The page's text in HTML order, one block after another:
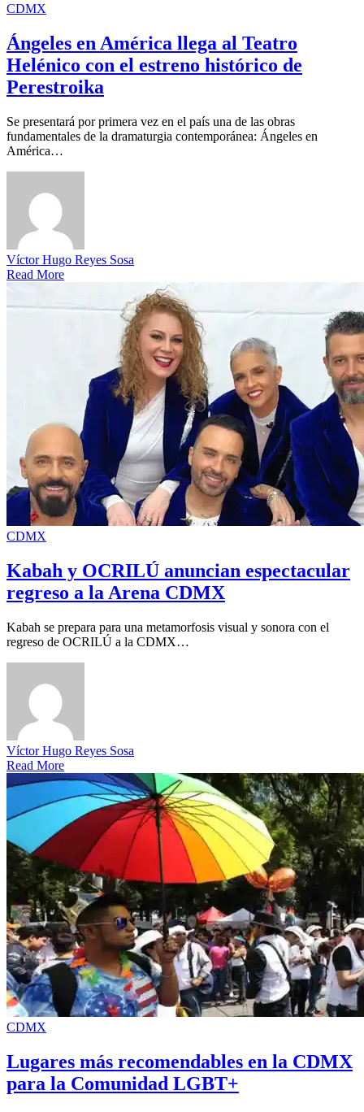
CDMX
Ángeles en América llega al Teatro
Helénico con el estreno histórico de
Perestroika
Se presentará por primera vez en el país una de las obras
fundamentales de la dramaturgia contemporánea: Ángeles en
América…
Víctor Hugo Reyes Sosa
Read More
CDMX
Kabah y OCRILÚ anuncian espectacular
regreso a la Arena CDMX
Kabah se prepara para una metamorfosis visual y sonora con el
regreso de OCRILÚ a la CDMX…
Víctor Hugo Reyes Sosa
Read More
CDMX
Lugares más recomendables en la CDMX
para la Comunidad LGBT+